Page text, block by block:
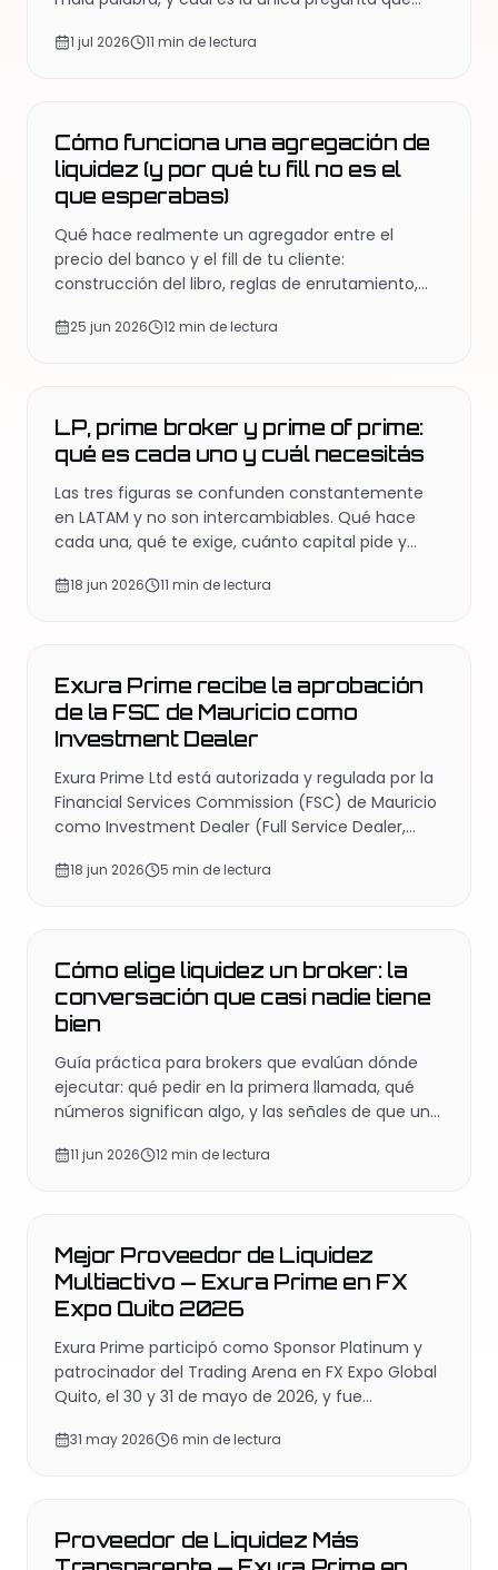
1 jul 2026 11 min de lectura
Cómo funciona una agregación de
liquidez (y por qué tu fill no es el
que esperabas)
Qué hace realmente un agregador entre el
precio del banco y el fill de tu cliente:
construcción del libro, reglas de enrutamiento,
calidad de ejecución.
25 jun 2026 12 min de lectura
LP, prime broker y prime of prime:
qué es cada uno y cuál necesitás
Las tres figuras se confunden constantemente
en LATAM y no son intercambiables. Qué hace
cada una, qué te exige, cuánto capital pide y
18 jun 2026 11 min de lectura
Exura Prime recibe la aprobación
de la FSC de Mauricio como
Investment Dealer
Exura Prime Ltd está autorizada y regulada por la
Financial Services Commission (FSC) de Mauricio
como Investment Dealer (Full Service Dealer,
licencia, qué exige y por qué importa para
18 jun 2026 5 min de lectura
Cómo elige liquidez un broker: la
conversación que casi nadie tiene
bien
Guía práctica para brokers que evalúan dónde
ejecutar: qué pedir en la primera llamada, qué
números significan algo, y las señales de que una
11 jun 2026 12 min de lectura
Mejor Proveedor de Liquidez
Multiactivo — Exura Prime en FX
Expo Quito 2026
Exura Prime participó como Sponsor Platinum y
patrocinador del Trading Arena en FX Expo Global
Quito, el 30 y 31 de mayo de 2026, y fue
Provider en la categoría Liquidity Provider — un
31 may 2026 6 min de lectura
Proveedor de Liquidez Más